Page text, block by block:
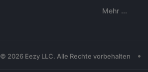
Mehr ...
© 2026 Eezy LLC. Alle Rechte vorbehalten •